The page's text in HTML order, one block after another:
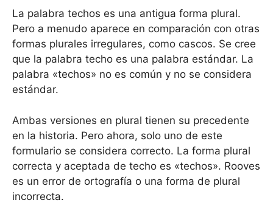
La palabra techos es una antigua forma plural.
Pero a menudo aparece en comparación con otras
formas plurales irregulares, como cascos. Se cree
que la palabra techo es una palabra estándar. La
palabra «techos» no es común y no se considera
estándar.
Ambas versiones en plural tienen su precedente
en la historia. Pero ahora, solo uno de este
formulario se considera correcto. La forma plural
correcta y aceptada de techo es «techos». Rooves
es un error de ortografía o una forma de plural
incorrecta.